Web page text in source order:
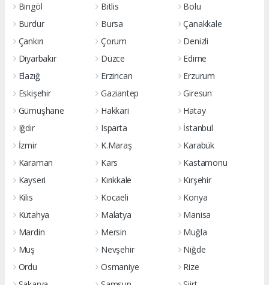
Bingöl
Bitlis
Bolu
Burdur
Bursa
Çanakkale
Çankırı
Çorum
Denizli
Diyarbakır
Düzce
Edirne
Elazığ
Erzincan
Erzurum
Eskişehir
Gaziantep
Giresun
Gümüşhane
Hakkari
Hatay
Iğdır
Isparta
İstanbul
İzmir
K.Maraş
Karabük
Karaman
Kars
Kastamonu
Kayseri
Kırıkkale
Kırşehir
Kilis
Kocaeli
Konya
Kütahya
Malatya
Manisa
Mardin
Mersin
Muğla
Muş
Nevşehir
Niğde
Ordu
Osmaniye
Rize